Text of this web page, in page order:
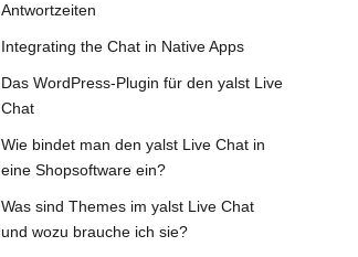
Antwortzeiten
Integrating the Chat in Native Apps
Das WordPress-Plugin für den yalst Live
Chat
Wie bindet man den yalst Live Chat in
eine Shopsoftware ein?
Was sind Themes im yalst Live Chat
und wozu brauche ich sie?